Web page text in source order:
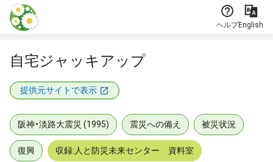
本文に飛ぶ
ヘルプEnglish
自宅ジャッキアップ
提供元サイトで表示
阪神・淡路大震災 (1995) 震災への備え 被災状況
復興 収録:人と防災未来センター 資料室